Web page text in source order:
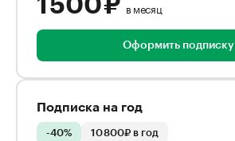
1 500 ₽ в месяц
Оформить подписку
Подписка на год
-40% 10 800₽ в год